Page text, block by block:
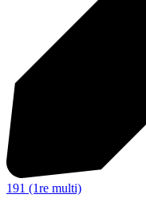
191 (1re multi)